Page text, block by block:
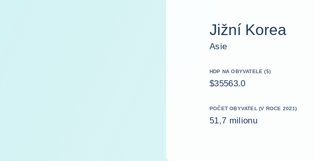
Jižní Korea
Asie
HDP NA OBYVATELE ($)
$35563.0
POČET OBYVATEL (V ROCE 2021)
51,7 milionu